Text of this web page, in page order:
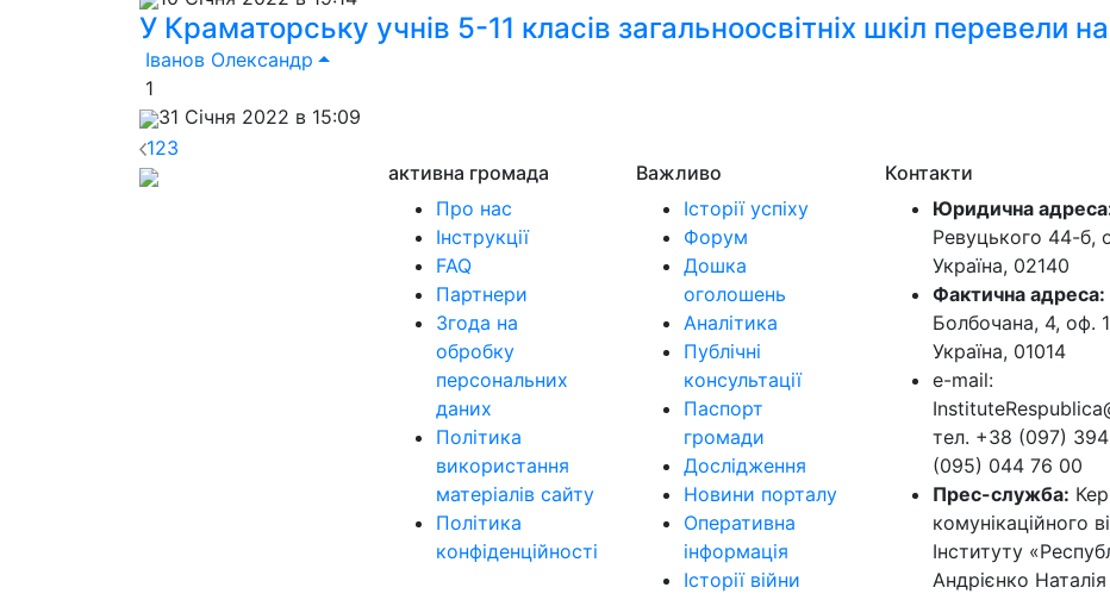
У Краматорську учнів 5-11 класів загальноосвітніх шкіл перевели
Іванов Олександр
1
31 Січня 2022 в 15:09
123
активна громада
Про нас
Інструкції
FAQ
Партнери
Згода на
обробку
персональних
даних
Політика
використання
матеріалів сайту
Політика
конфіденційності
Важливо
Історії успіху
Форум
Дошка
оголошень
Аналітика
Публічні
консультації
Паспорт
громади
Дослідження
Новини порталу
Оперативна
інформація
Історії війни
Контакти
Юридична
Ревуцького 44-б,
Україна, 02140
Фактична адреса:
Болбочана, 4, оф.
Україна, 01014
e-mail:
тел. +38 (097)
(095) 044 76 00
Прес-служба:
комунікаційного
Інституту
Андрієнко Наталія